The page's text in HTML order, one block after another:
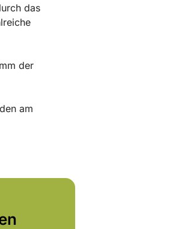
das
der
am